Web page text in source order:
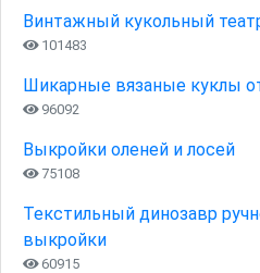
Винтажный кукольный
101483
Шикарные вязаные куклы
96092
Выкройки оленей и лосей
75108
Текстильный динозавр
выкройки
60915